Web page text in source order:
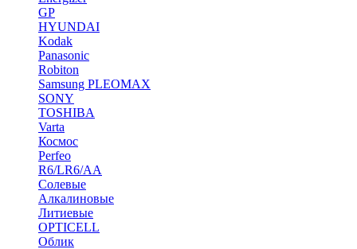
GP
HYUNDAI
Kodak
Panasonic
Robiton
Samsung PLEOMAX
SONY
TOSHIBA
Varta
Космос
Perfeo
R6/LR6/AA
Солевые
Алкалиновые
Литиевые
OPTICELL
Облик